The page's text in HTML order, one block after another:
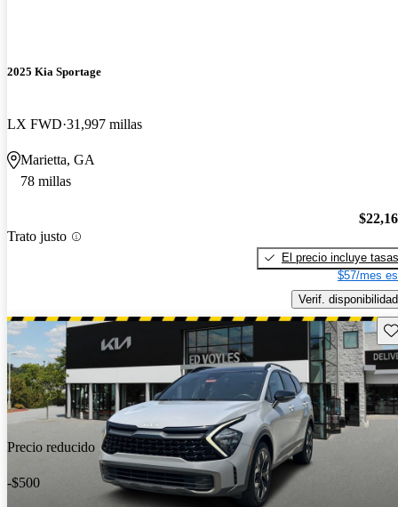
2025 Kia Sportage
LX FWD 31,997 millas
Marietta, GA
78 millas
Trato justo
El precio incluye tasas
$57/mes
Verif. disponibilidad
Precio reducido
-$500